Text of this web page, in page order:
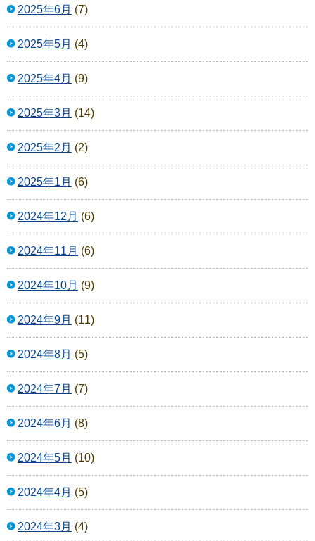
2025年6月 (7)
2025年5月 (4)
2025年4月 (9)
2025年3月 (14)
2025年2月 (2)
2025年1月 (6)
2024年12月 (6)
2024年11月 (6)
2024年10月 (9)
2024年9月 (11)
2024年8月 (5)
2024年7月 (7)
2024年6月 (8)
2024年5月 (10)
2024年4月 (5)
2024年3月 (4)